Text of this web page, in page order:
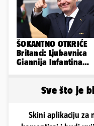
ŠOKANTNO OTKRIĆE
Britanci: Ljubavnica
Giannija Infantina
Sve što je
Skini aplikaciju za